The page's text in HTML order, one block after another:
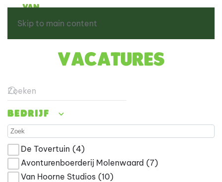
Skip to main content
Vacatures
Bedrijf
De Tovertuin (4)
Avonturenboerderij Molenwaard (7)
Van Hoorne Studios (10)